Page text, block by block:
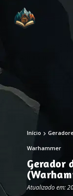
Início
Warhammer
Gerador
Atualizado em: